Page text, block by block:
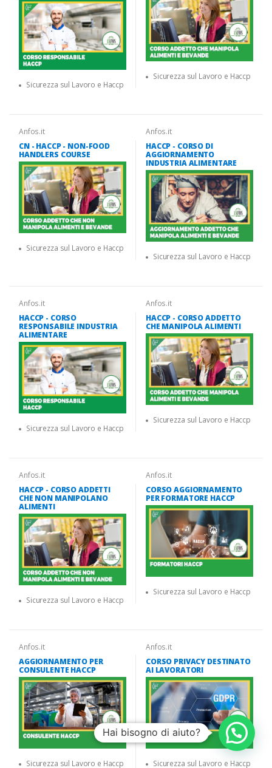
Hai bisogno di aiuto?
Sicurezza sul Lavoro e Haccp
Sicurezza sul Lavoro e Haccp
Anfos.it
CN - HACCP - NON-FOOD
HANDLERS COURSE
Sicurezza sul Lavoro e Haccp
Anfos.it
HACCP - CORSO DI
AGGIORNAMENTO
INDUSTRIA ALIMENTARE
Sicurezza sul Lavoro e Haccp
Anfos.it
HACCP - CORSO
RESPONSABILE INDUSTRIA
ALIMENTARE
Sicurezza sul Lavoro e Haccp
Anfos.it
HACCP - CORSO ADDETTO
CHE MANIPOLA ALIMENTI
Sicurezza sul Lavoro e Haccp
Anfos.it
HACCP - CORSO ADDETTI
CHE NON MANIPOLANO
ALIMENTI
Sicurezza sul Lavoro e Haccp
Anfos.it
CORSO AGGIORNAMENTO
PER FORMATORE HACCP
Sicurezza sul Lavoro e Haccp
Anfos.it
AGGIORNAMENTO PER
CONSULENTE HACCP
Sicurezza sul Lavoro e Haccp
Anfos.it
CORSO PRIVACY DESTINATO
AI LAVORATORI
Sicurezza sul Lavoro e Haccp